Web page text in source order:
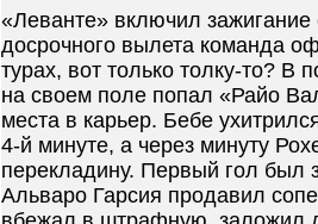
«Леванте» включил
досрочного вылета команда
турах, вот только толку-то? В
на своем поле попал «Райо
места в карьер. Бебе
4-й минуте, а через минуту
перекладину. Первый гол был
Альваро Гарсия продавил